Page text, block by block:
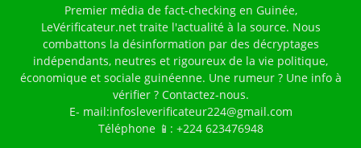
Premier média de fact-checking en Guinée,
LeVérificateur.net traite l'actualité à la source. Nous
combattons la désinformation par des décryptages
indépendants, neutres et rigoureux de la vie politique,
économique et sociale guinéenne. Une rumeur ? Une info à
vérifier ? Contactez-nous.
E- mail:infosleverificateur224@gmail.com
Téléphone 📱: +224 623476948